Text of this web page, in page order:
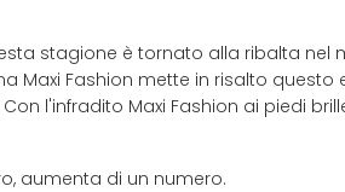
stagione è tornato alla ribalta nel
Maxi Fashion mette in risalto
l'infradito Maxi Fashion ai piedi
aumenta di un numero.